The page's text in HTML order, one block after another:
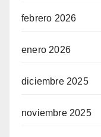
febrero 2026
enero 2026
diciembre 2025
noviembre 2025